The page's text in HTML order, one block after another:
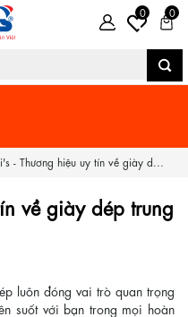
0 0
- Thương hiệu uy tín về giày d...
về giày dép trung
luôn đóng vai trò quan trọng
suốt với bạn trong mọi hoàn